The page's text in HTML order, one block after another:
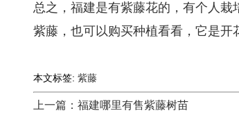
总之，福建是有紫藤花的，有个人
紫藤，也可以购买种植看看，它是开
本文标签: 紫藤
上一篇：福建哪里有售紫藤树苗